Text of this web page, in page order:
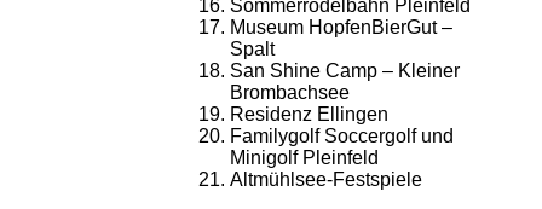
Sommerrodelbahn Pleinfeld
Museum HopfenBierGut –
Spalt
San Shine Camp – Kleiner
Brombachsee
Residenz Ellingen
Familygolf Soccergolf und
Minigolf Pleinfeld
Altmühlsee-Festspiele